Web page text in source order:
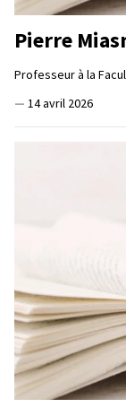
Pierre
Professeur à la
— 14 avril 2026